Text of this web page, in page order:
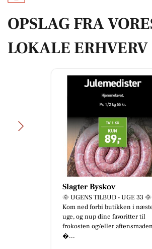
OPSLAG FRA
LOKALE ERHVERV
Slagter Byskov
🌞 UGENS TILBUD - UGE 33 🌞
Kom ned forbi butikken i
uge, og nup dine favoritter til
frokosten og/eller
...